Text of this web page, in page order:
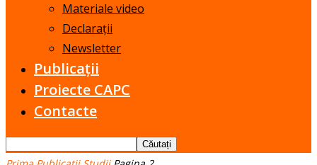
Materiale video
Declarații
Newsletter
Publicații
Proiecte CAPC
Contacte